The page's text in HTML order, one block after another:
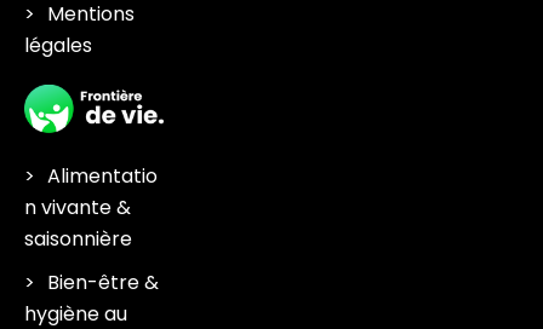
Mentions
légales
Alimentatio
n vivante &
saisonnière
Bien-être &
hygiène au